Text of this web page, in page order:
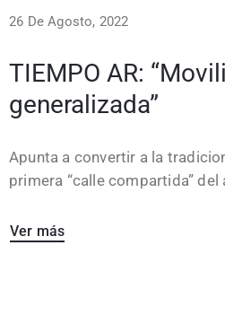
26 De Agosto, 2022
TIEMPO AR:
generalizada”
Apunta a convertir a la
primera “calle compartida”
Ver más